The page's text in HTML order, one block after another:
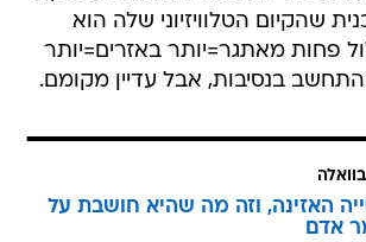
שהקיום הטלוויזיוני שלה הוא
פחות מאתגר=יותר באזרים=יותר
בנסיבות, אבל עדיין מקומם.
האזינה, וזה מה שהיא חושבת על
אדם